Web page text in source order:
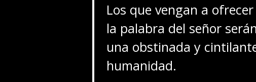
Los que vengan a
la palabra del señor
una obstinada y
humanidad.